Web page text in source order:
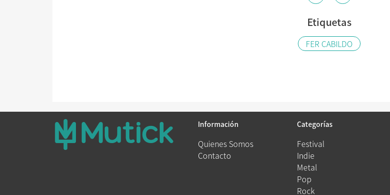
Etiquetas
FER CABILDO
Información
Quienes Somos
Contacto
Categorías
Festival
Indie
Metal
Pop
Rock